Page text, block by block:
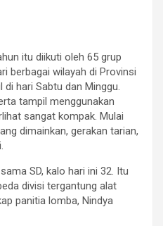
itu diikuti oleh 65 grup
berbagai wilayah di Provinsi
hari Sabtu dan Minggu.
tampil menggunakan
sangat kompak. Mulai
dimainkan, gerakan tarian,
SD, kalo hari ini 32. Itu
divisi tergantung alat
panitia lomba, Nindya